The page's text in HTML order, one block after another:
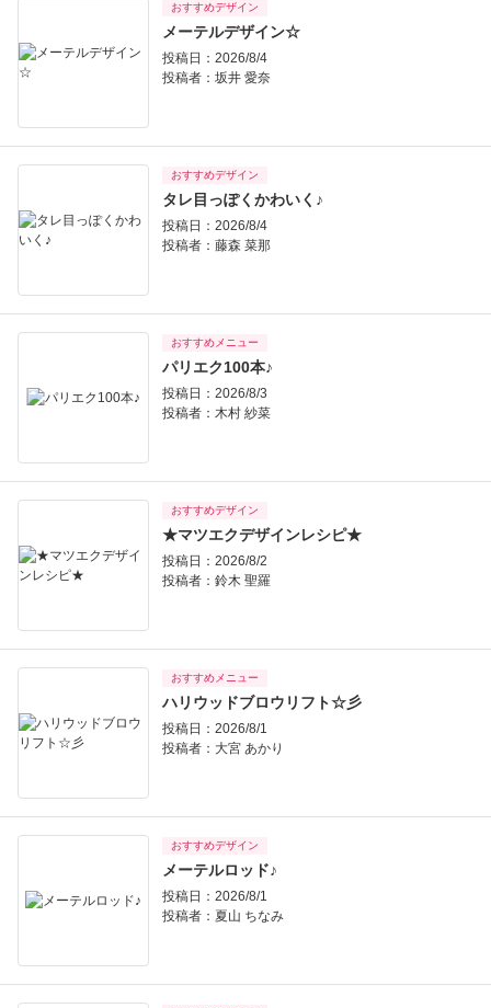
おすすめデザイン
メーテルデザイン☆
投稿日：2026/8/4
投稿者： 坂井 愛奈
おすすめデザイン
タレ目っぽくかわいく♪
投稿日：2026/8/4
投稿者： 藤森 菜那
おすすめメニュー
パリエク100本♪
投稿日：2026/8/3
投稿者： 木村 紗菜
おすすめデザイン
★マツエクデザインレシピ★
投稿日：2026/8/2
投稿者： 鈴木 聖羅
おすすめメニュー
ハリウッドブロウリフト☆彡
投稿日：2026/8/1
投稿者： 大宮 あかり
おすすめデザイン
メーテルロッド♪
投稿日：2026/8/1
投稿者： 夏山 ちなみ